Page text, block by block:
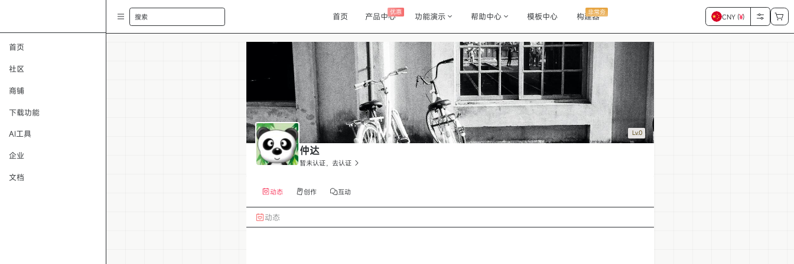
首页
社区
商铺
下载功能
AI工具
企业
文档
搜索 首页 产品中心优惠 功能演示 帮助中心 模板中心 构建器
非常夯
CNY (¥)
Lv.0
仲达
暂未认证，去认证
动态 创作 互动
动态